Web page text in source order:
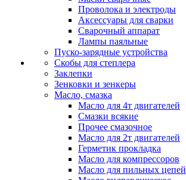
Проволока и электроды
Аксессуары для сварки
Сварочный аппарат
Лампы паяльные
Пуско-зарядные устройства
Скобы для степлера
Заклепки
Зенковки и зенкеры
Масло, смазка
Масло для 4т двигателей
Смазки всякие
Прочее смазочное
Масло для 2т двигателей
Герметик прокладка
Масло для компрессоров
Масло для пильных цепей